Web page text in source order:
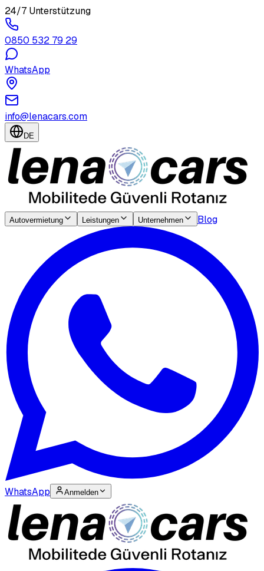
24/7 Unterstützung
0850 532 79 29
WhatsApp
info@lenacars.com
DE
Autovermietung Leistungen Unternehmen Blog
WhatsApp Anmelden